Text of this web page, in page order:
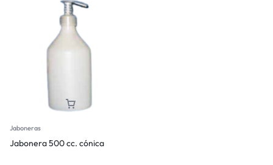
Jaboneras
Jabonera 500 cc. cónica